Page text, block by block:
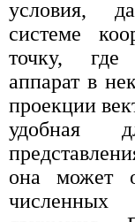
условия,
системе
точку, где
аппарат в
проекции
удобная
она может